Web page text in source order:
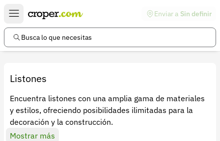
Enviar a Sin definir
Busca lo que necesitas
Listones
Encuentra listones con una amplia gama de materiales
y estilos, ofreciendo posibilidades ilimitadas para la
decoración y la construcción.
Mostrar más
Enlaces de interés
Preguntas frecuentes
Ayuda
Términos y condiciones
Política de devoluciones